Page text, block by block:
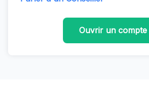
Ouvrir un compte